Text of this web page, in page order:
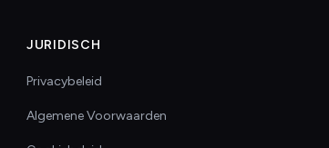
JURIDISCH
Privacybeleid
Algemene Voorwaarden